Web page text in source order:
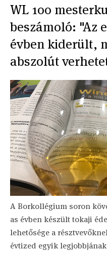
WL 100
beszámoló: "Az
évben kiderült,
abszolút
A Borkollégium soron
as évben készült tokaji
lehetősége a
évtized egyik